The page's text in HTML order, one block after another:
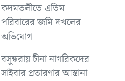
কদমতলীতে এতিম
পরিবারের জমি দখলের
অভিযোগ
বসুন্ধরায় চীনা নাগরিকদের
সাইবার প্রতারণার আস্তানা